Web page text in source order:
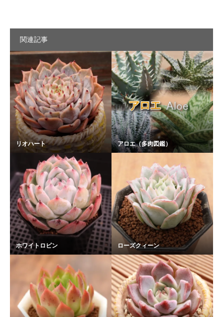
関連記事
リオハート アロエ（多肉図鑑）
ホワイトロビン ローズクィーン